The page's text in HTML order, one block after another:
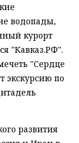
водопады,
курорт
"Кавказ.РФ".
"Сердце
экскурсию по
развития